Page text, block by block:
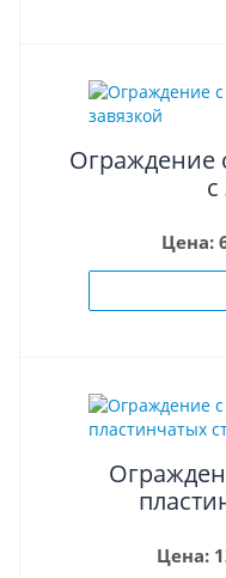
Ограждение
Цена:
Цена: